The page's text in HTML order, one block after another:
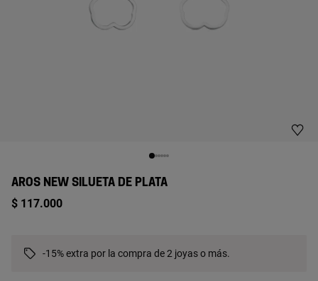
AROS NEW SILUETA DE PLATA
$ 117.000
-15% extra por la compra de 2 joyas o más.